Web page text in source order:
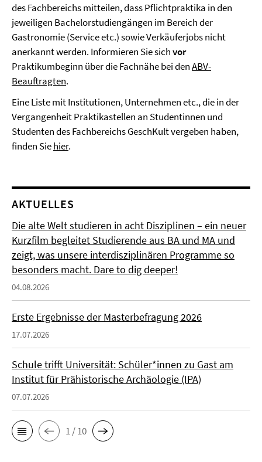
des Fachbereichs mitteilen, dass Pflichtpraktika in den
jeweiligen Bachelorstudiengängen im Bereich der
Gastronomie (Service etc.) sowie Verkäuferjobs nicht
anerkannt werden. Informieren Sie sichvor
Praktikumbeginn über die Fachnähe bei denABV-
Beauftragten.
Eine Liste mit Institutionen, Unternehmen etc., die in der
Vergangenheit Praktikastellen an Studentinnen und
Studenten des Fachbereichs GeschKult vergeben haben,
finden Siehier.
AKTUELLES
Die alte Welt studieren in acht Disziplinen – ein neuer
Kurzfilm begleitet Studierende aus BA und MA und
zeigt, was unsere interdisziplinären Programme so
besonders macht. Dare to dig deeper!
04.08.2026
Erste Ergebnisse der Masterbefragung 2026
17.07.2026
Schule trifft Universität: Schüler*innen zu Gast am
Institut für Prähistorische Archäologie (IPA)
07.07.2026
1 / 10